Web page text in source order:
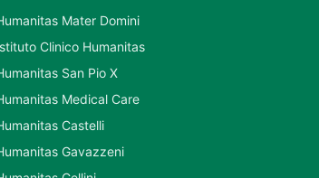
Mater Domini
Clinico Humanitas
San Pio X
Medical Care
Castelli
Gavazzeni